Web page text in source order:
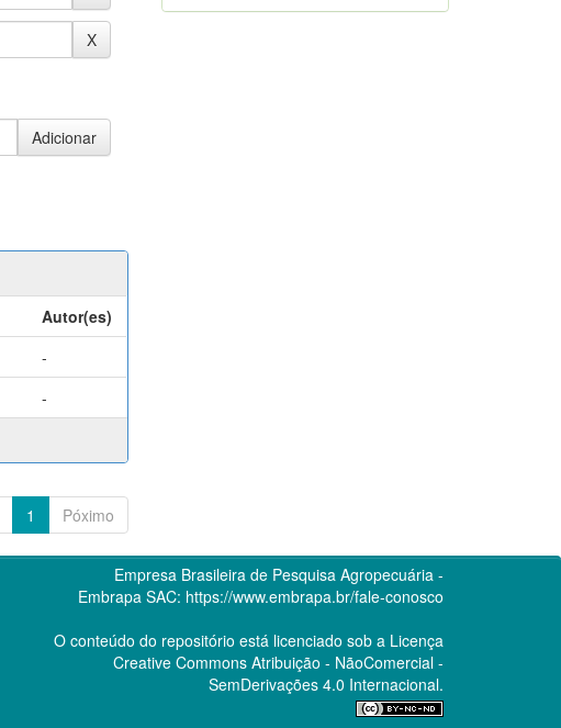
Autor(es)
-
-
1 Póximo
Empresa Brasileira de Pesquisa Agropecuária -
Embrapa SAC: https://www.embrapa.br/fale-conosco
O conteúdo do repositório está licenciado sob a Licença
Creative CommonsAtribuição - NãoComercial -
SemDerivações 4.0 Internacional.